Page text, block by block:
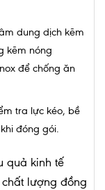
dung dịch kẽm
kẽm nóng
để chống ăn
tra lực kéo, bề
đóng gói.
quả kinh tế
lượng đồng